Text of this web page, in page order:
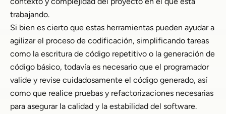
trabajando.
Si bien es cierto que estas herramientas pueden ayudar a
agilizar el proceso de codificación, simplificando tareas
como la escritura de código repetitivo o la generación de
código básico, todavía es necesario que el programador
valide y revise cuidadosamente el código generado, así
como que realice pruebas y refactorizaciones necesarias
para asegurar la calidad y la estabilidad del software.